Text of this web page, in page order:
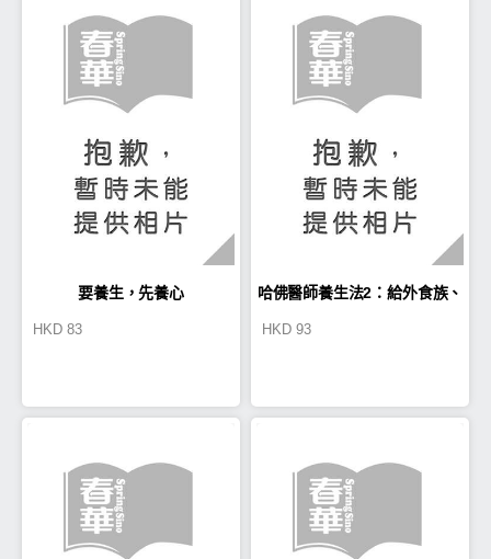
要養生，先養心
HKD 83
哈佛醫師養生法2：給外食族、
HKD 93